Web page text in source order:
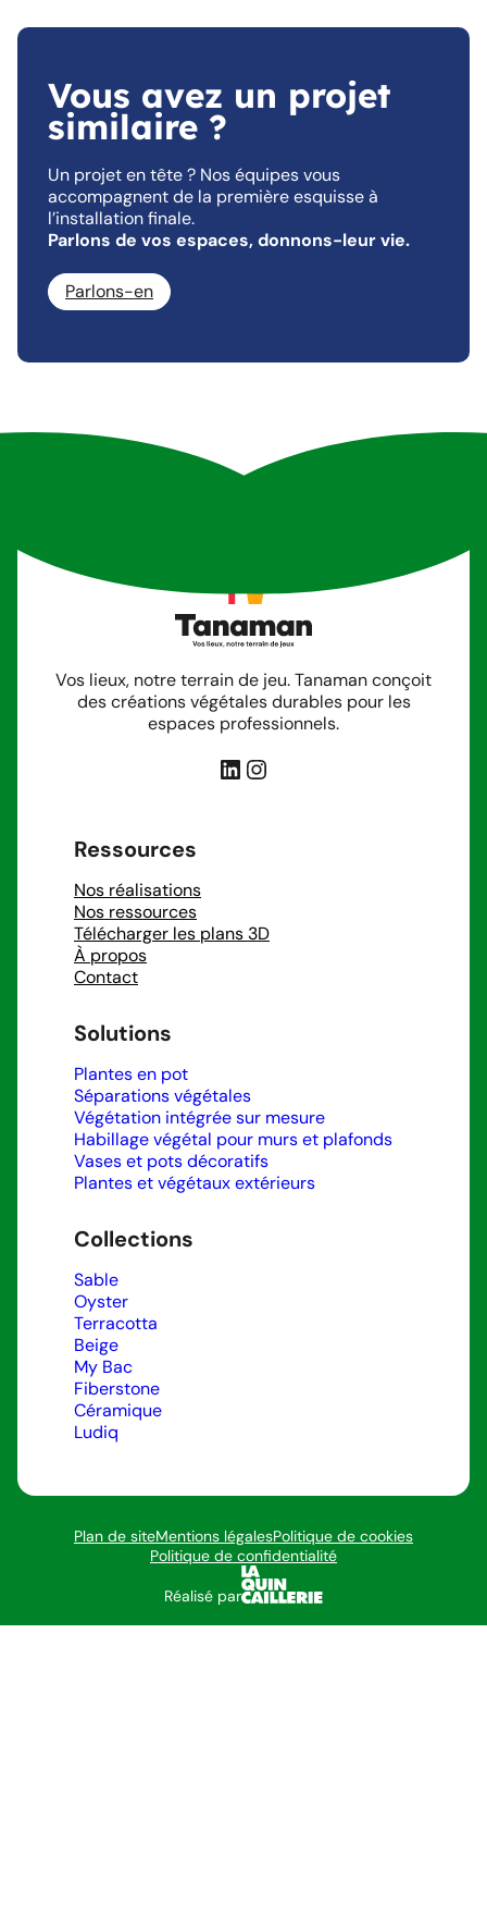
Vous avez un projet
similaire ?
Un projet en tête ? Nos équipes vous
accompagnent de la première esquisse à
l’installation finale.
Parlons de vos espaces, donnons-leur vie.
Parlons-en
Vos lieux, notre terrain de jeu. Tanaman conçoit
des créations végétales durables pour les
espaces professionnels.
LinkedIn
Instagram
Ressources
Nos réalisations
Nos ressources
Télécharger les plans 3D
À propos
Contact
Solutions
Plantes en pot
Séparations végétales
Végétation intégrée sur mesure
Habillage végétal pour murs et plafonds
Vases et pots décoratifs
Plantes et végétaux extérieurs
Collections
Sable
Oyster
Terracotta
Beige
My Bac
Fiberstone
Céramique
Ludiq
Plan de siteMentions légalesPolitique de cookies
Politique de confidentialité
Réalisé par